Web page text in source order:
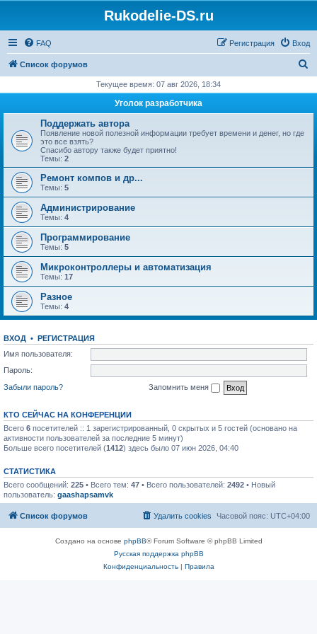
Rukodelie-DS.ru
FAQ Вход
Регистрация
Список форумов
с
Текущее время: 07 авг 2026, 18:34
Уголок разработчика
Поддержать автора
Появление новой полезной информации требует времени и денег, но где
это все взять?
Спасибо автору также будет приятно!
Темы: 2
Ремонт компов и др...
Темы: 5
Администрирование
Темы: 4
Программирование
Темы: 5
Микроконтроллеры и автоматизация
Темы: 17
Разное
Темы: 4
ВХОД • РЕГИСТРАЦИЯ
Имя пользователя:
Пароль:
Забыли пароль?
Запомнить меня
КТО СЕЙЧАС НА КОНФЕРЕНЦИИ
Всего 6 посетителей :: 1 зарегистрированный, 0 скрытых и 5 гостей (основано на
активности пользователей за последние 5 минут)
Больше всего посетителей (1412) здесь было 07 июн 2026, 04:40
СТАТИСТИКА
Всего сообщений: 225 • Всего тем: 47 • Всего пользователей: 2492 • Новый
пользователь: gaashapsamvk
Список форумов Часовой пояс: UTC+04:00
Удалить cookies
Создано на основе phpBB® Forum Software © phpBB Limited
Русская поддержка phpBB
Конфиденциальность| Правила